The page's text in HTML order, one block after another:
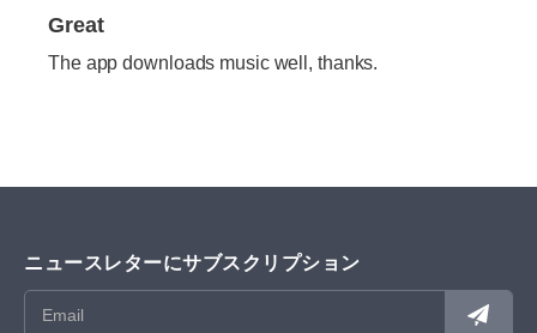
Great
The app downloads music well, thanks.
ニュースレターにサブスクリプション